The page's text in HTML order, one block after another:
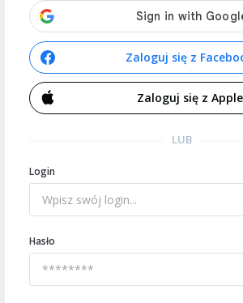
Zaloguj się z
Zaloguj się z Apple
LUB
Login
Hasło